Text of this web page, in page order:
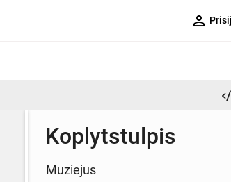
person_outline
Koplytstulpis
Muziejus